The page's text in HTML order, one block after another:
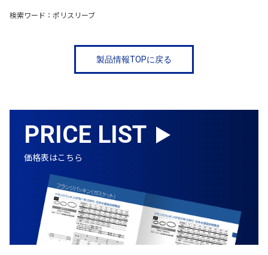
検索ワード：ポリスリーブ
製品情報TOPに戻る
PRICE LIST
価格表はこちら